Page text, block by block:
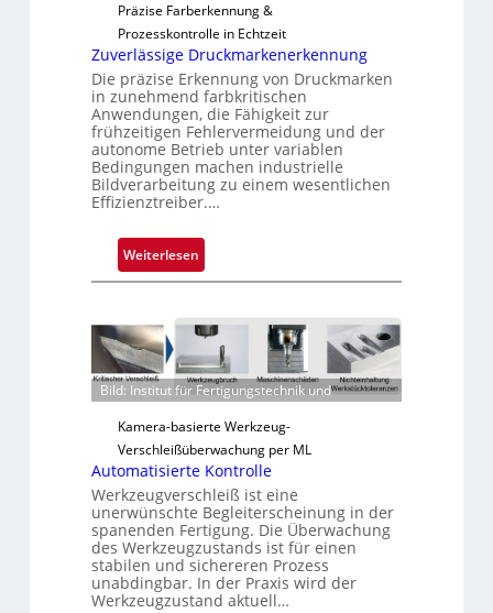
u
s
Präzise Farberkennung &
Prozesskontrolle in Echtzeit
Zuverlässige Druckmarkenerkennung
Die präzise Erkennung von Druckmarken
in zunehmend farbkritischen
Anwendungen, die Fähigkeit zur
frühzeitigen Fehlervermeidung und der
autonome Betrieb unter variablen
Bedingungen machen industrielle
Bildverarbeitung zu einem wesentlichen
Effizienztreiber.…
Weiterlesen:
Z
v
r
l
g
e
D
r
u
Bild: Institut für Fertigungstechnik und
Kamera-basierte Werkzeug-
Verschleißüberwachung per ML
Automatisierte Kontrolle
Werkzeugverschleiß ist eine
unerwünschte Begleiterscheinung in der
spanenden Fertigung. Die Überwachung
des Werkzeugzustands ist für einen
stabilen und sichereren Prozess
unabdingbar. In der Praxis wird der
Werkzeugzustand aktuell…